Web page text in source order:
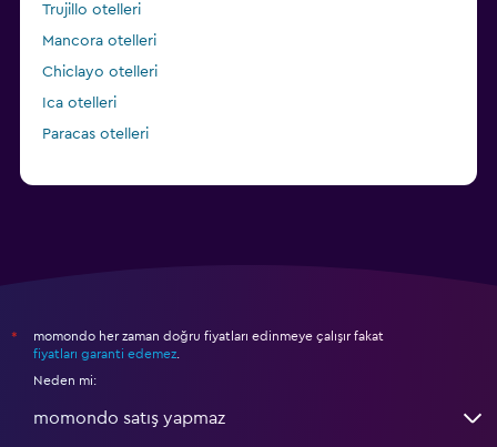
Trujillo otelleri
Mancora otelleri
Chiclayo otelleri
Ica otelleri
Paracas otelleri
*
momondo her zaman doğru fiyatları edinmeye çalışır fakat
fiyatları garanti edemez
Neden mi:
momondo satış yapmaz